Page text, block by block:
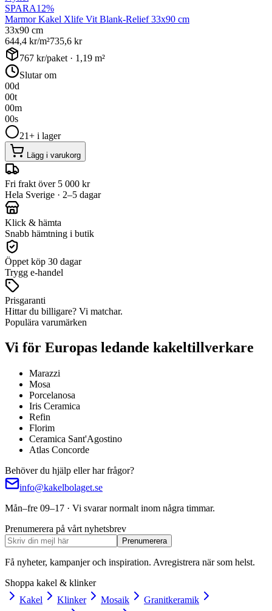
SPARA12%
Marmor Kakel Xlife Vit Blank-Relief 33x90 cm
33x90 cm
644,4 kr/m²735,6 kr
767 kr/paket · 1,19 m²
Slutar om
00d
00t
00m
00s
21+ i lager
Lägg i varukorg
Fri frakt över 5 000 kr
Hela Sverige · 2–5 dagar
Klick & hämta
Snabb hämtning i butik
Öppet köp 30 dagar
Trygg e-handel
Prisgaranti
Hittar du billigare? Vi matchar.
Populära varumärken
Vi för Europas ledande kakeltillverkare
Marazzi
Mosa
Porcelanosa
Iris Ceramica
Refin
Florim
Ceramica Sant'Agostino
Atlas Concorde
Behöver du hjälp eller har frågor?
info@kakelbolaget.se
Mån–fre 09–17 · Vi svarar normalt inom några timmar.
Prenumerera på vårt nyhetsbrev
Prenumerera
Få nyheter, kampanjer och inspiration. Avregistrera när som helst.
Shoppa kakel & klinker
Kakel
Klinker Mosaik
Granitkeramik